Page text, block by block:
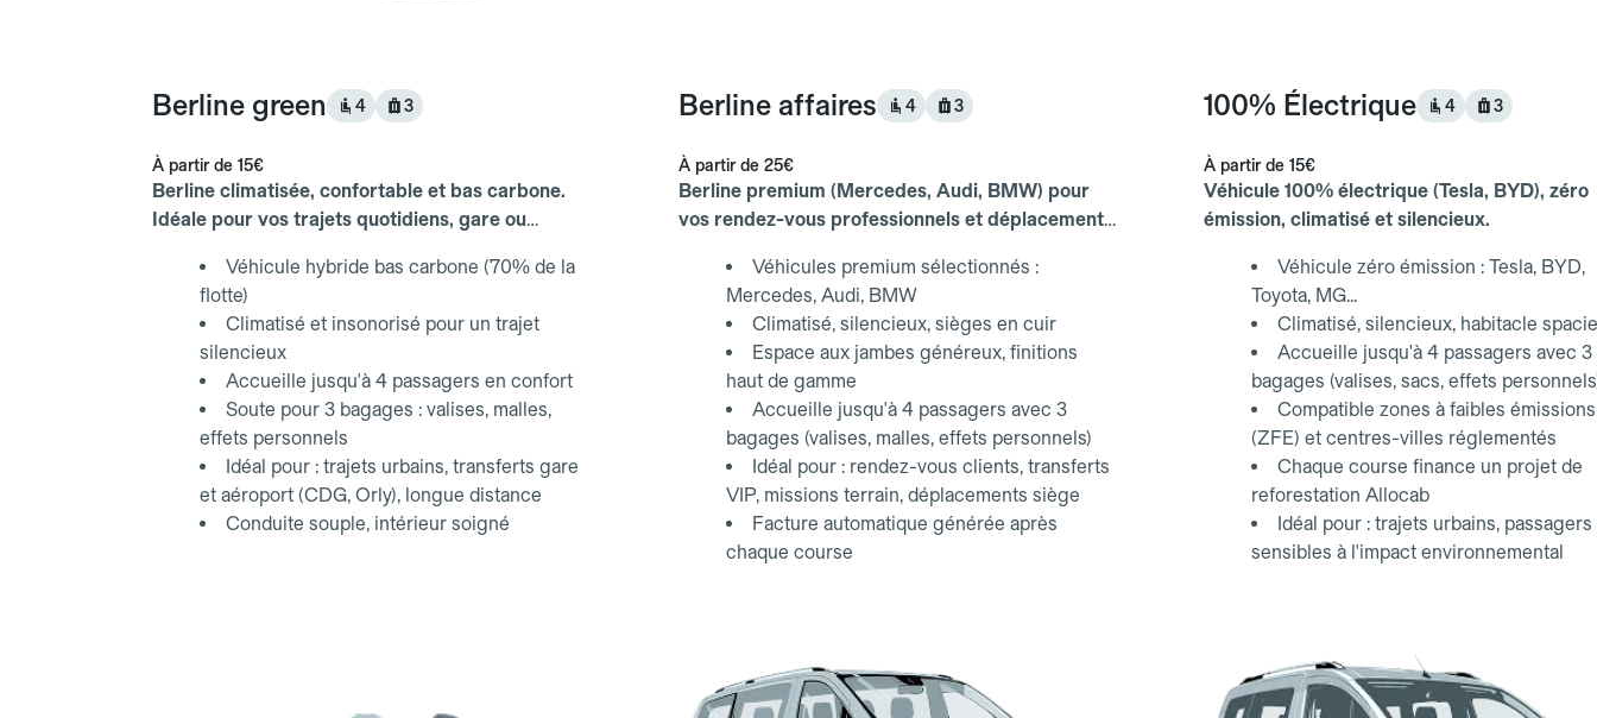
Berline green 4 3
À partir de 15€
Berline climatisée, confortable et bas carbone.
Idéale pour vos trajets quotidiens, gare ou
Véhicule hybride bas carbone (70% de la
flotte)
Climatisé et insonorisé pour un trajet
silencieux
Accueille jusqu'à 4 passagers en confort
Soute pour 3 bagages : valises, malles,
effets personnels
Idéal pour : trajets urbains, transferts gare
et aéroport (CDG, Orly), longue distance
Conduite souple, intérieur soigné
Berline affaires 4 3
À partir de 25€
Berline premium (Mercedes, Audi, BMW) pour
vos rendez-vous professionnels et déplacements
Véhicules premium sélectionnés :
Mercedes, Audi, BMW
Climatisé, silencieux, sièges en cuir
Espace aux jambes généreux, finitions
haut de gamme
Accueille jusqu'à 4 passagers avec 3
bagages (valises, malles, effets personnels)
Idéal pour : rendez-vous clients, transferts
VIP, missions terrain, déplacements siège
Facture automatique générée après
chaque course
100% Électrique 4 3
À partir de 15€
Véhicule 100% électrique (Tesla, BYD), zéro
émission, climatisé et silencieux.
Véhicule zéro émission : Tesla, BYD,
Toyota, MG...
Climatisé, silencieux, habitacle
Accueille jusqu'à 4 passagers avec 3
bagages (valises, sacs, effets
Compatible zones à faibles émissions
(ZFE) et centres-villes réglementés
Chaque course finance un projet de
reforestation Allocab
Idéal pour : trajets urbains, passagers
sensibles à l'impact environnemental